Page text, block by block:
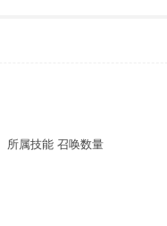
所属技能 召唤数量